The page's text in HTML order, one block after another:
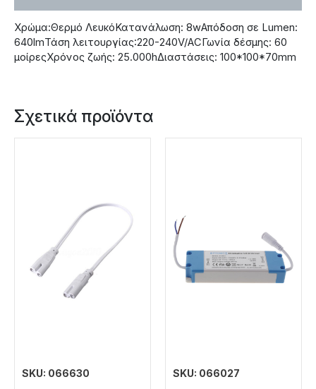
Χρώμα:Θερμό ΛευκόΚατανάλωση: 8wΑπόδοση σε Lumen:
640lmΤάση λειτουργίας:220-240V/ACΓωνία δέσμης: 60
μοίρεςΧρόνος ζωής: 25.000hΔιαστάσεις: 100*100*70mm
Σχετικά προϊόντα
SKU: 066630 SKU: 066027